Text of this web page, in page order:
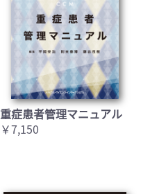
重症患者管理マニュアル
￥7,150